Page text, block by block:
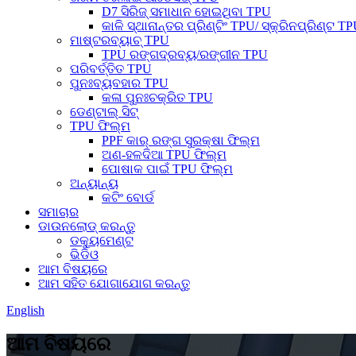
D7 ସିରିଜ୍ ସମାଧାନ ହୋଇଥିବା TPU
କାଳି ସ୍ଥାନାନ୍ତର ପ୍ରିଣ୍ଟିଂ TPU/ ସ୍କ୍ରିନପ୍ରିଣ୍ଟ
ମାଷ୍ଟରବ୍ୟାଚ୍ TPU
TPU ରଙ୍ଗଦ୍ରବ୍ୟ/ରଙ୍ଗୀନ TPU
ପରିବର୍ତ୍ତିତ TPU
ପୁନଃବ୍ୟବହାର TPU
କଳା ପୁନଃଚକ୍ରିତ TPU
ଡେଣ୍ଟାଲ୍ ସିଟ୍
TPU ଫିଲ୍ମ
PPF କାର୍ ରଙ୍ଗ ସୁରକ୍ଷା ଫିଲ୍ମ
ଅଣ-ହଳଦିଆ TPU ଫିଲ୍ମ
ପୋଷାକ ପାଇଁ TPU ଫିଲ୍ମ
ଅନ୍ୟାନ୍ୟ
କଟିଂ ବୋର୍ଡ
ସମାଚାର
ଡାଉନଲୋଡ୍ କରନ୍ତୁ
ଡକ୍ୟୁମେଣ୍ଟ
ଭିଡିଓ
ଆମ ବିଷୟରେ
ଆମ ସହିତ ଯୋଗାଯୋଗ କରନ୍ତୁ
English
ଆମ ବିଷୟରେ